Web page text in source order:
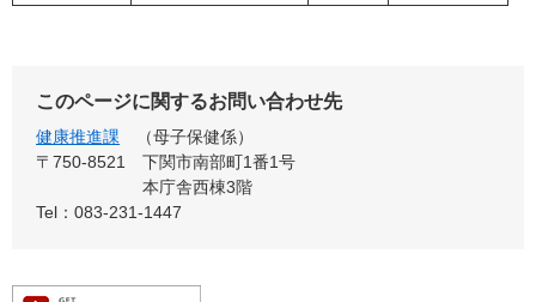
このページに関するお問い合わせ先
健康推進課
母子保健係
〒750-8521
下関市南部町1番1号
本庁舎西棟3階
Tel：083-231-1447